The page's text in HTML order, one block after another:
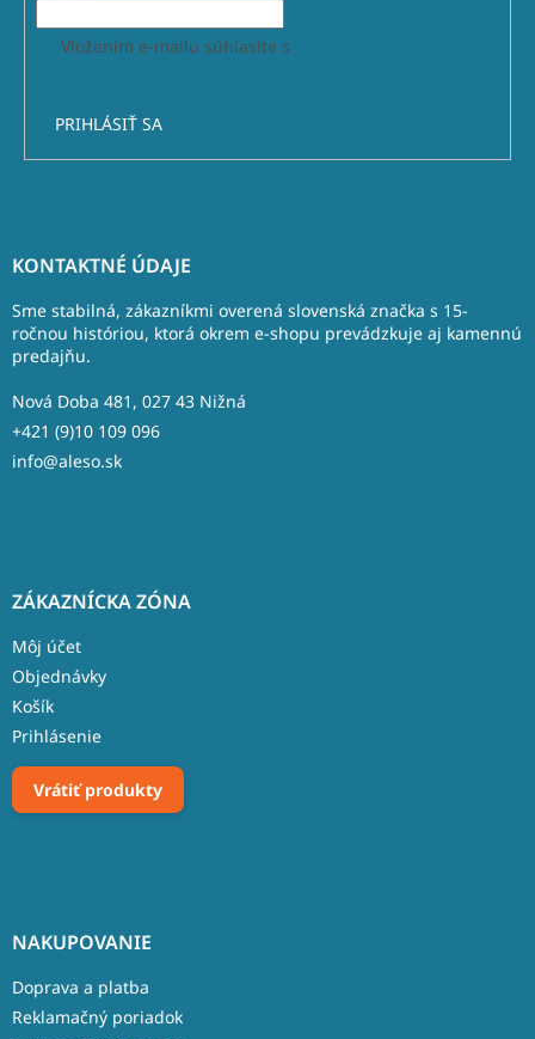
Vložením e-mailu súhlasíte s
PRIHLÁSIŤ SA
KONTAKTNÉ ÚDAJE
Sme stabilná, zákazníkmi overená slovenská značka s 15-
ročnou históriou, ktorá okrem e-shopu prevádzkuje aj kamennú
predajňu.
Nová Doba 481, 027 43 Nižná
+421 (9)10 109 096
info@aleso.sk
ZÁKAZNÍCKA ZÓNA
Môj účet
Objednávky
Košík
Prihlásenie
Vrátiť produkty
NAKUPOVANIE
Doprava a platba
Reklamačný poriadok